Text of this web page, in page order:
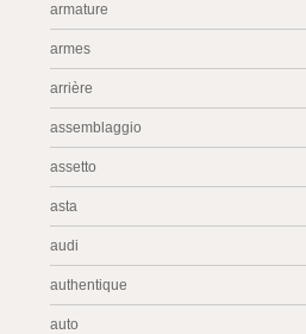
armature
armes
arrière
assemblaggio
assetto
asta
audi
authentique
auto